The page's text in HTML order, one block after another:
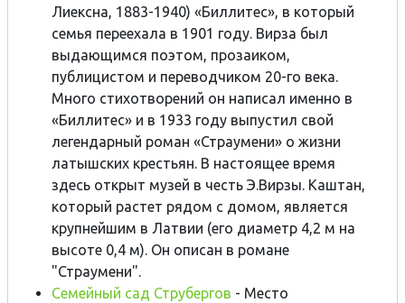
Лиексна, 1883-1940) «Биллитес», в который
семья переехала в 1901 году. Вирза был
выдающимся поэтом, прозаиком,
публицистом и переводчиком 20-го века.
Много стихотворений он написал именно в
«Биллитес» и в 1933 году выпустил свой
легендарный роман «Страумени» о жизни
латышских крестьян. В настоящее время
здесь открыт музей в честь Э.Вирзы. Каштан,
который растет рядом с домом, является
крупнейшим в Латвии (его диаметр 4,2 м на
высоте 0,4 м). Он описан в романе
"Страумени".
Семейный сад Струбергов - Место